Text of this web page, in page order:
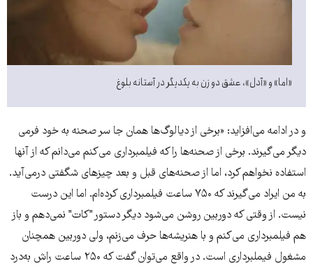
«اما» و «آدل»، عشق دو زن به یکدیگر در آستانه بلوغ
و در ادامه می‌افزاید: «برخی از دیالوگ‌ها همان جا سر صحنه به خود فرمی
دیگر می‌گیرند. برخی از صحنه‌ها را که فیلمبرداری می‌کنم می‌دانم که از آنها
استفاده نخواهم کرد، اما از صحنه‌های قبل و بعد چیزهای شگفتی درمی‌‌آید.
به من ایراد می‌گیرند که ۷۵۰ ساعت فیلمبرداری کرده‌ام. اما این درست
نیست. از وقتی که دوربین روشن می‌شود دیگر دستور "کات" نمی‌دهم و باز
هم فیلمبرداری می‌کنم و با هنریشه‌ها حرف می‌زنم، ولی دوربین همچنان
مشغول فیملبرداری است. در واقع می‌توان گفت که ۲۵۰ ساعت راش به‌درد